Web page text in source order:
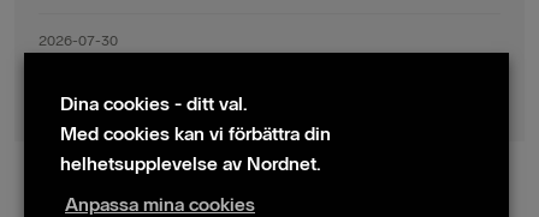
2026-07-30
indexsparandet ligger fast
© 2024 Nordnet AB (publ)
Dina cookies - ditt val.
Med cookies kan vi förbättra din
helhetsupplevelse av Nordnet.
Anpassa mina cookies